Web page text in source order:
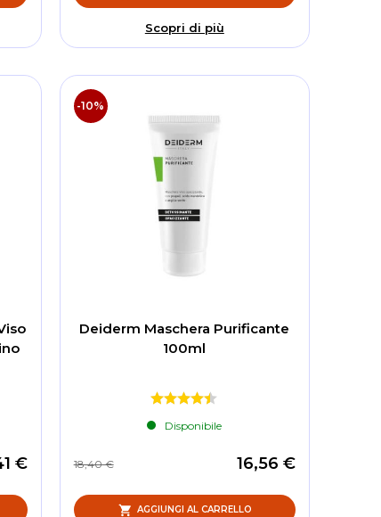
Scopri di più
€
-10%
Deiderm Maschera Purificante
100ml
Disponibile
16,56 €
18,40 €
AGGIUNGI AL CARRELLO